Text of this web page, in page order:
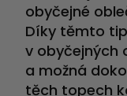
obyčejné
Díky těmto
v obyčejných
a možná
těch topech